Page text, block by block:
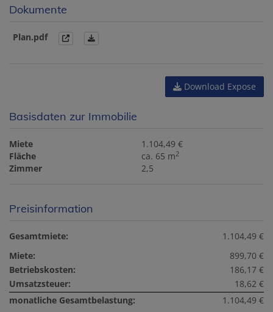
Dokumente
Plan.pdf
Download Expose
Basisdaten zur Immobilie
Miete
1.104,49 €
Fläche
ca. 65 m2
Zimmer 2,5
Preisinformation
Gesamtmiete:
1.104,49 €
Miete:
899,70 €
Betriebskosten:
186,17 €
Umsatzsteuer:
18,62 €
monatliche Gesamtbelastung:
1.104,49 €